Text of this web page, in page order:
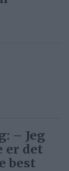
– Jeg
er det
best